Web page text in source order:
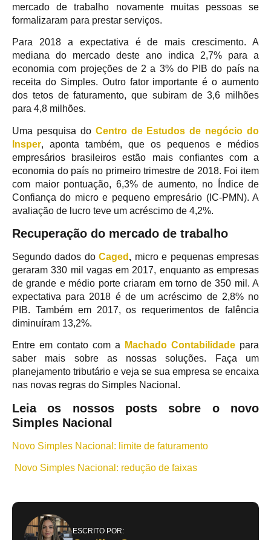
mercado de trabalho novamente muitas pessoas se
formalizaram para prestar serviços.
Para 2018 a expectativa é de mais crescimento. A
mediana do mercado deste ano indica 2,7% para a
economia com projeções de 2 a 3% do PIB do país na
receita do Simples. Outro fator importante é o aumento
dos tetos de faturamento, que subiram de 3,6 milhões
para 4,8 milhões.
Uma pesquisa do Centro de Estudos de negócio do
Insper, aponta também, que os pequenos e médios
empresários brasileiros estão mais confiantes com a
economia do país no primeiro trimestre de 2018. Foi item
com maior pontuação, 6,3% de aumento, no Índice de
Confiança do micro e pequeno empresário (IC-PMN). A
avaliação de lucro teve um acréscimo de 4,2%.
Recuperação do mercado de trabalho
Segundo dados doCaged , micro e pequenas empresas
geraram 330 mil vagas em 2017, enquanto as empresas
de grande e médio porte criaram em torno de 350 mil. A
expectativa para 2018 é de um acréscimo de 2,8% no
PIB. Também em 2017, os requerimentos de falência
diminuíram 13,2%.
Entre em contato com a Machado Contabilidade para
saber mais sobre as nossas soluções. Faça um
planejamento tributário e veja se sua empresa se encaixa
nas novas regras do Simples Nacional.
Leia os nossos posts sobre o novo
Simples Nacional
Novo Simples Nacional: limite de faturamento
Novo Simples Nacional: redução de faixas
ESCRITO POR: